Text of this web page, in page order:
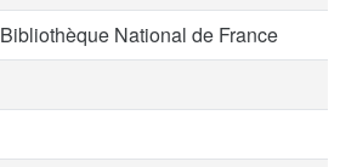
Bibliothèque National de France